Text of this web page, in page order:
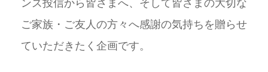
ンズ投信から皆さまへ、そして皆さまの大切な
ご家族・ご友人の方々へ感謝の気持ちを贈らせ
ていただきたく企画です。